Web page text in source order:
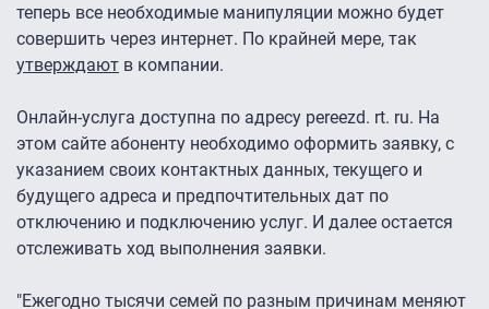
теперь все необходимые манипуляции можно будет
совершить через интернет. По крайней мере, так
утверждают в компании.
Онлайн-услуга доступна по адресу pereezd. rt. ru. На
этом сайте абоненту необходимо оформить заявку, с
указанием своих контактных данных, текущего и
будущего адреса и предпочтительных дат по
отключению и подключению услуг. И далее остается
отслеживать ход выполнения заявки.
"Ежегодно тысячи семей по разным причинам меняют